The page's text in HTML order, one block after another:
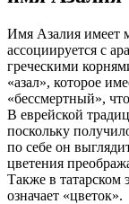
Имя Азалия имеет
ассоциируется с
греческими
«азал», которое
«бессмертный»,
В еврейской
поскольку
по себе он
цветения
Также в татарском
означает «цветок».